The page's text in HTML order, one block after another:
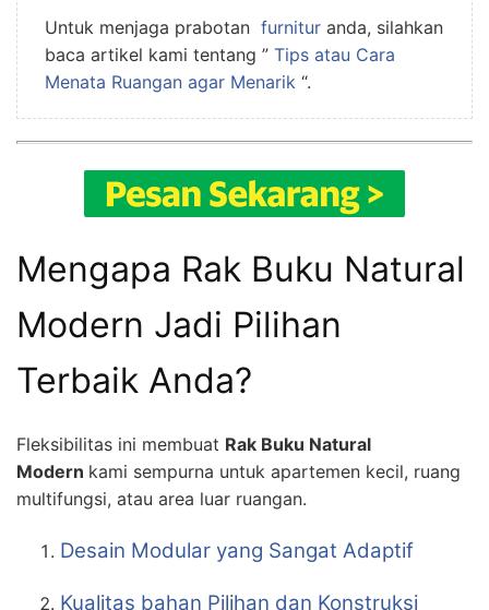
Untuk menjaga prabotan furnitur anda, silahkan
baca artikel kami tentang ” Tips atau Cara
Menata Ruangan agar Menarik “.
Mengapa Rak Buku Natural
Modern Jadi Pilihan
Terbaik Anda?
Fleksibilitas ini membuat Rak Buku Natural
Modern kami sempurna untuk apartemen kecil, ruang
multifungsi, atau area luar ruangan.
Desain Modular yang Sangat Adaptif
Kualitas bahan Pilihan dan Konstruksi